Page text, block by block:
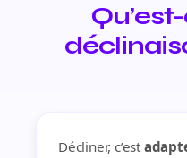
Décliner, c’est